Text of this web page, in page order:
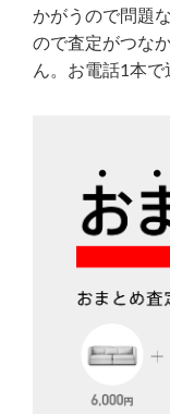
かがうので問題
ので査定がつな
ん。お電話1本で